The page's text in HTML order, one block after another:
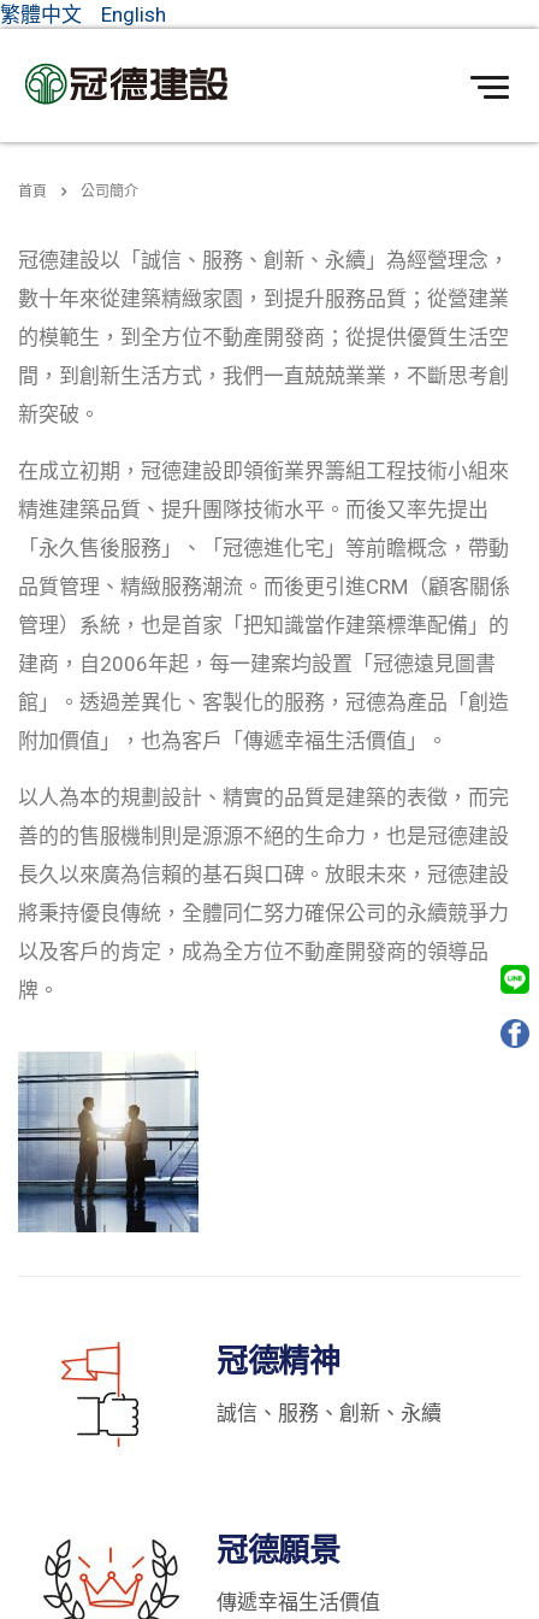
繁體中文 English
首頁 公司簡介
冠德建設以「誠信、服務、創新、永續」為經營理念，
數十年來從建築精緻家園，到提升服務品質；從營建業
的模範生，到全方位不動產開發商；從提供優質生活空
間，到創新生活方式，我們一直兢兢業業，不斷思考創
新突破。
在成立初期，冠德建設即領銜業界籌組工程技術小組來
精進建築品質、提升團隊技術水平。而後又率先提出
「永久售後服務」、「冠德進化宅」等前瞻概念，帶動
品質管理、精緻服務潮流。而後更引進CRM（顧客關係
管理）系統，也是首家「把知識當作建築標準配備」的
建商，自2006年起，每一建案均設置「冠德遠見圖書
館」。透過差異化、客製化的服務，冠德為產品「創造
附加價值」，也為客戶「傳遞幸福生活價值」。
以人為本的規劃設計、精實的品質是建築的表徵，而完
善的的售服機制則是源源不絕的生命力，也是冠德建設
長久以來廣為信賴的基石與口碑。放眼未來，冠德建設
將秉持優良傳統，全體同仁努力確保公司的永續競爭力
以及客戶的肯定，成為全方位不動產開發商的領導品
牌。
冠德精神
誠信、服務、創新、永續
冠德願景
傳遞幸福生活價值